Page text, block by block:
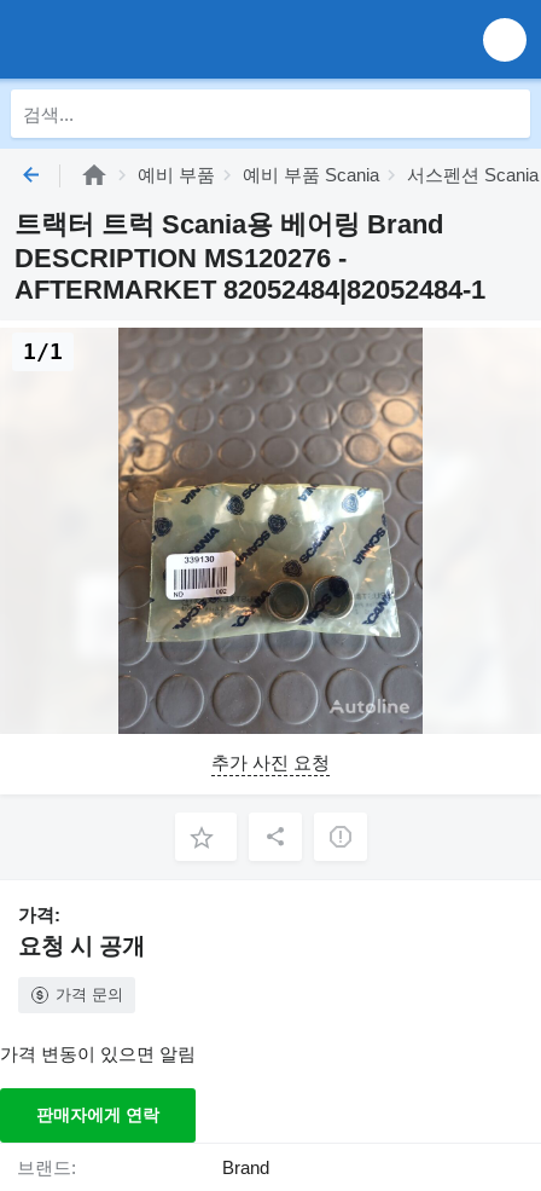
예비 부품 예비 부품 Scania 서스펜션 Scania
트랙터 트럭 Scania용 베어링 Brand
DESCRIPTION MS120276 -
AFTERMARKET 82052484|82052484-1
1/1
추가 사진 요청
가격:
요청 시 공개
가격 문의
가격 변동이 있으면 알림
판매자에게 연락
브랜드: Brand